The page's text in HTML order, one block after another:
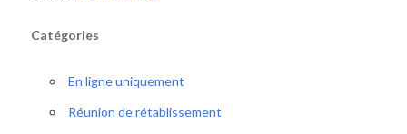
Catégories
En ligne uniquement
Réunion de rétablissement